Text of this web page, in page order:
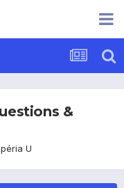
&
U